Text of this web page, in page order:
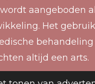
aangeboden
Het
altijd een arts.